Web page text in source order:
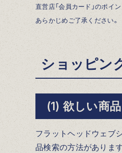
直営店「会員カード」のポイ
あらかじめご了承ください。
ショッピン
(1) 欲しい商
フラットヘッドウェブ
品検索の方法があります